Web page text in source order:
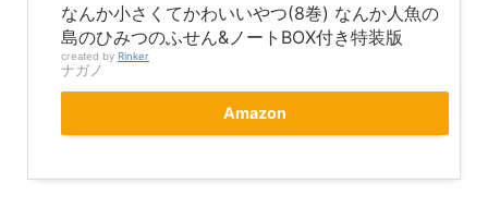
なんか小さくてかわいいやつ(8巻) なんか人魚の
島のひみつのふせん&ノートBOX付き特装版
created by Rinker
ナガノ
Amazon